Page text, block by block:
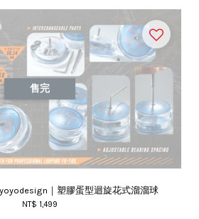
售完
｜塑膠蛋型迴旋花式溜溜球
NT$ 1,499